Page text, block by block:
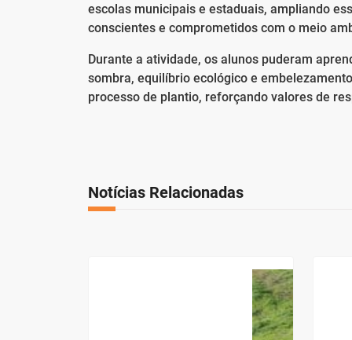
escolas municipais e estaduais, ampliando
conscientes e comprometidos com o meio
Durante a atividade, os alunos puderam
sombra, equilíbrio ecológico e
processo de plantio, reforçando valores de
Notícias Relacionadas